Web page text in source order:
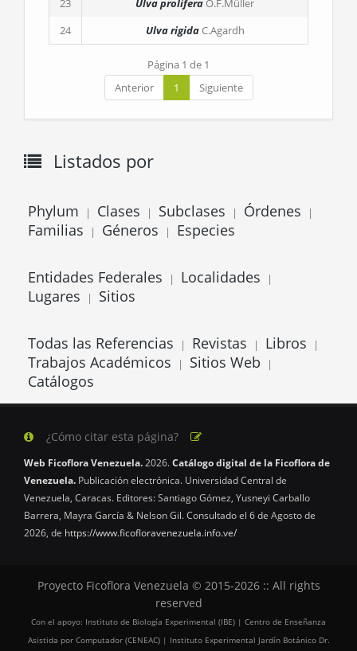
23
Ulva proliferaO.F.Müller
24
Ulva rigidaC.Agardh
Página 1 de 1
Anterior
1 Siguiente
Listados por
Phylum | Clases | Subclases | Órdenes |
Familias | Géneros | Especies
Entidades Federales | Localidades |
Lugares | Sitios
Todas las Referencias | Revistas | Libros |
Trabajos Académicos | Sitios Web |
Catálogos
¿Cómo citar esta página?
Web Ficoflora Venezuela.2026.Catálogo digital de la Ficoflora de
Venezuela. Publicación electrónica. Universidad Central de
Venezuela, Caracas. Editores: Santiago Gómez, Yusneyi Carballo
Barrera, Mayra García & Nelson Gil. Consultado el 6 de Agosto de
2026, de https://www.ficofloravenezuela.info.ve/
Proyecto Ficoflora Venezuela © 2015-2026 :: All rights
reserved
Con el apoyo: Instituto de Biología Experimental (IBE) | Centro de Enseñanza
Asistida por Computador (CENEAC) | Instituto Experimental Jardín Botánico Dr.